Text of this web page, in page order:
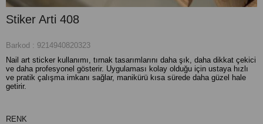
Stiker Arti 408
Barkod : 9214940820323
Nail art sticker kullanımı, tırnak tasarımlarını daha şık, daha dikkat çekici
ve daha profesyonel gösterir. Uygulaması kolay olduğu için ustaya hızlı
ve pratik çalışma imkanı sağlar, manikürü kısa sürede daha güzel hale
getirir.
RENK